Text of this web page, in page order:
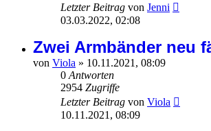
Letzter Beitrag von Jenni
03.03.2022, 02:08
Zwei Armbänder neu
von Viola » 10.11.2021, 08:09
0 Antworten
2954 Zugriffe
Letzter Beitrag von Viola
10.11.2021, 08:09